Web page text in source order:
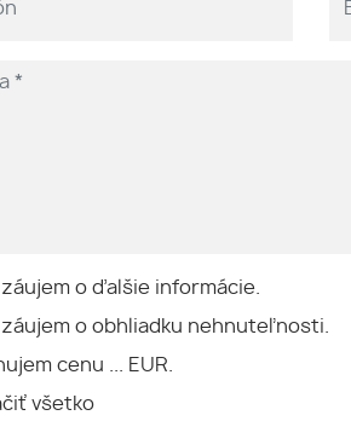
záujem o ďalšie informácie.
záujem o obhliadku nehnuteľnosti.
cenu ... EUR.
všetko